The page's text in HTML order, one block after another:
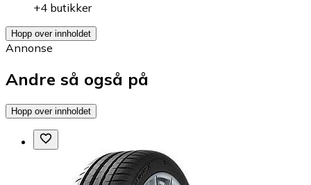
+4 butikker
Hopp over innholdet
Annonse
Andre så også på
Hopp over innholdet